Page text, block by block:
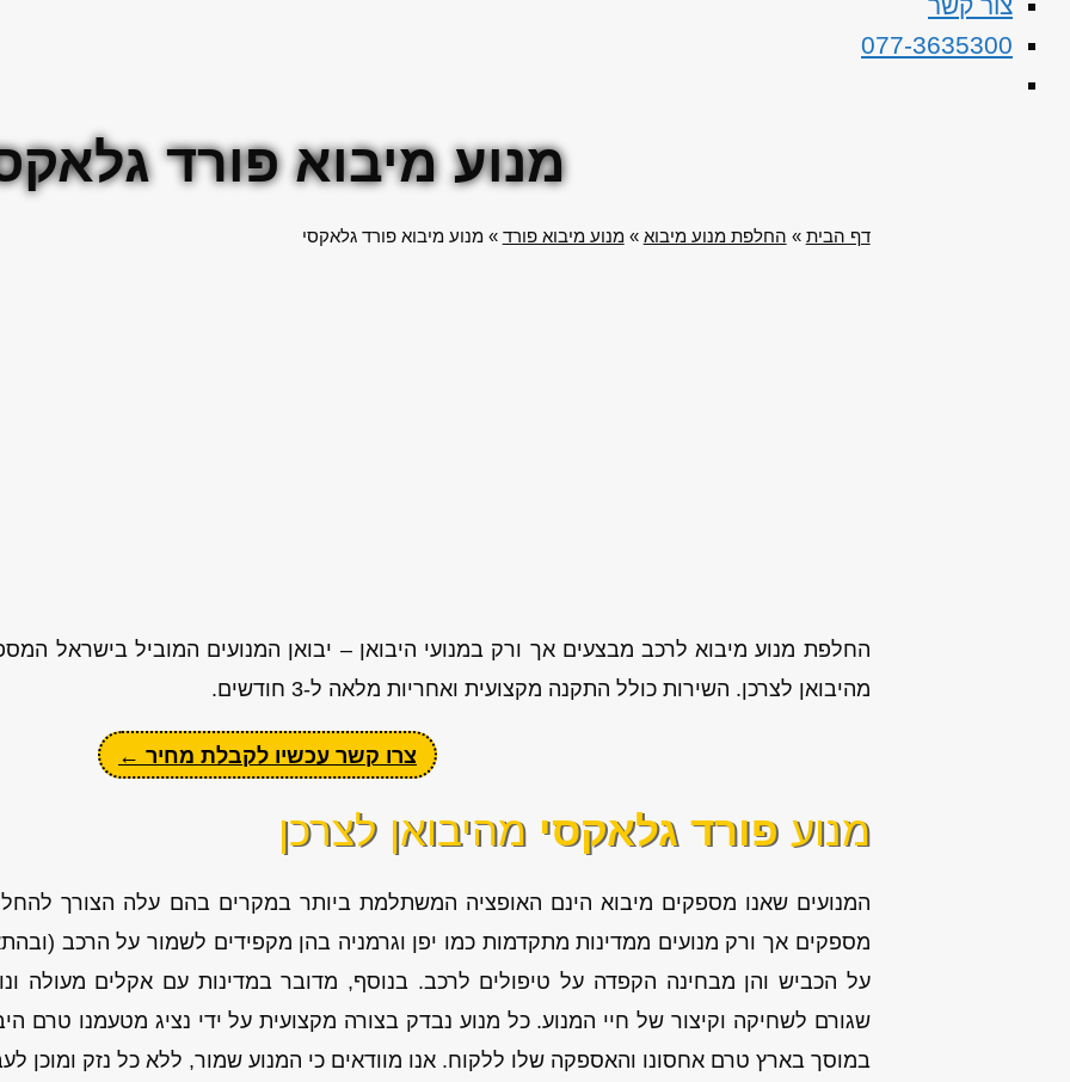
077-3635300
מנוע מיבוא פורד
דף הבית » החלפת מנוע מיבוא »מנוע מיבוא פורד »מנוע מיבוא פורד גלאקסי
החלפת מנוע מיבוא לרכב מבצעים אך ורק במנועי היבואן – יבואן המנועים המוביל בישראל
מהיבואן לצרכן. השירות כולל התקנה מקצועית ואחריות מלאה ל-3 חודשים.
צרו קשר עכשיו לקבלת מחיר ←
מנועפורד גלאקסימהיבואן לצרכן
המנועים שאנו מספקים מיבוא הינם האופציה המשתלמת ביותר במקרים בהם עלה הצורך
מספקים אך ורק מנועים ממדינות מתקדמות כמו יפן וגרמניה בהן מקפידים לשמור על הרכב
על הכביש והן מבחינה הקפדה על טיפולים לרכב. בנוסף, מדובר במדינות עם אקלים מעולה
שגורם לשחיקה וקיצור של חיי המנוע. כל מנוע נבדק בצורה מקצועית על ידי נציג מטעמנו טרם
במוסך בארץ טרם אחסונו והאספקה שלו ללקוח. אנו מוודאים כי המנוע שמור, ללא כל נזק ומוכן